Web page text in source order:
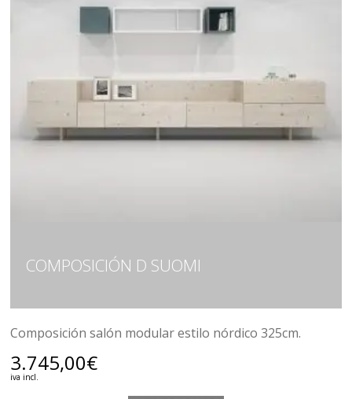
COMPOSICIÓN D SUOMI
Composición salón modular estilo nórdico 325cm.
3.745,00€
iva incl.